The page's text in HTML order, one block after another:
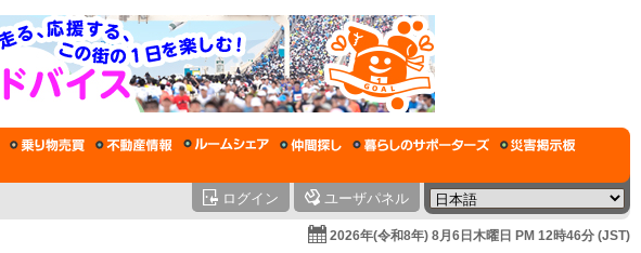
ログイン ユーザパネル
2026年(令和8年) 8月6日木曜日 PM 12時46分 (JST)